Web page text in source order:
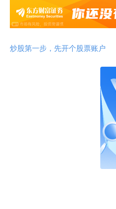
炒股第一步，先开个股票账户